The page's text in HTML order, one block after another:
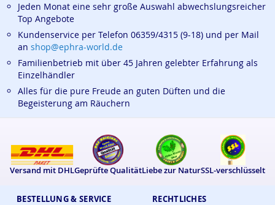
BESTELLUNG & SERVICE RECHTLICHES
Jeden Monat eine sehr große Auswahl abwechslungsreicher
Top Angebote
Kundenservice per Telefon 06359/4315 (9-18) und per Mail
an shop@ephra-world.de
Familienbetrieb mit über 45 Jahren gelebter Erfahrung als
Einzelhändler
Alles für die pure Freude an guten Düften und die
Begeisterung am Räuchern
Versand mit DHLGeprüfte QualitätLiebe zur NaturSSL-verschlüsselt